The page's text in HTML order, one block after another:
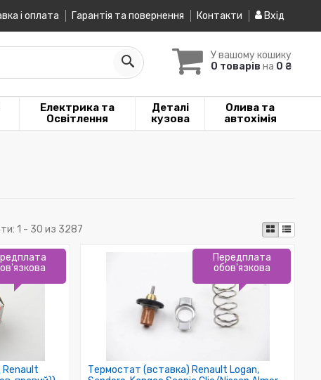
і оплата Гарантія та повернення Контакти Вхід
У вашому кошику
0 товарів на 0 ₴
Електрика та
Освітлення
Деталі
кузова
Олива та
автохімія
1 - 30 из 3287
Renault
Термостат (вставка) Renault Logan,
Передплата
обов'язкова